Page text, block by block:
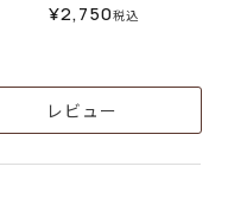
¥2,750税込
レビュー